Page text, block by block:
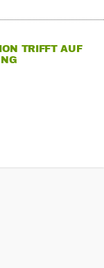
TRIFFT AUF